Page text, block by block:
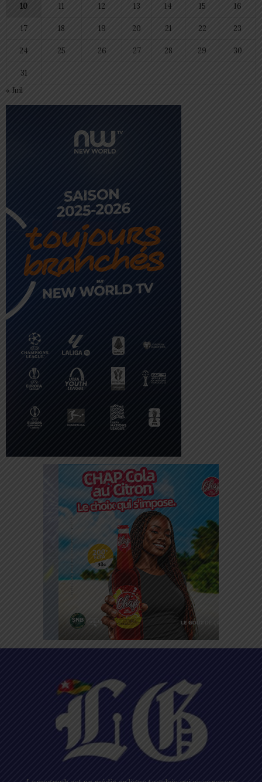
10 11 12 13 14 15 16
17 18 19 20 21 22 23
24 25 26 27 28 29 30
31
« Juil